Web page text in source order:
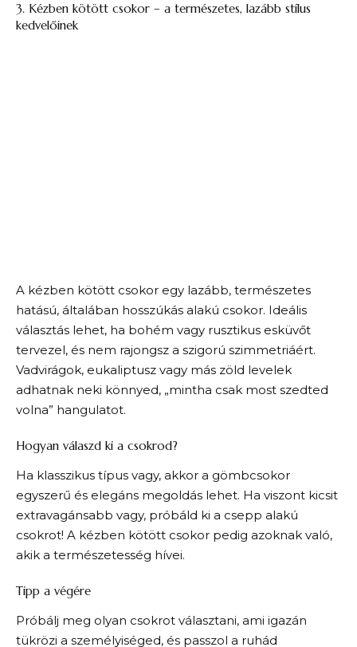
3. Kézben kötött csokor – a természetes, lazább stílus
kedvelőinek
A kézben kötött csokor egy lazább, természetes
hatású, általában hosszúkás alakú csokor. Ideális
választás lehet, ha bohém vagy rusztikus esküvőt
tervezel, és nem rajongsz a szigorú szimmetriáért.
Vadvirágok, eukaliptusz vagy más zöld levelek
adhatnak neki könnyed, „mintha csak most szedted
volna” hangulatot.
Hogyan válaszd ki a csokrod?
Ha klasszikus típus vagy, akkor a gömbcsokor
egyszerű és elegáns megoldás lehet. Ha viszont kicsit
extravagánsabb vagy, próbáld ki a csepp alakú
csokrot! A kézben kötött csokor pedig azoknak való,
akik a természetesség hívei.
Tipp a végére
Próbálj meg olyan csokrot választani, ami igazán
tükrözi a személyiséged, és passzol a ruhád